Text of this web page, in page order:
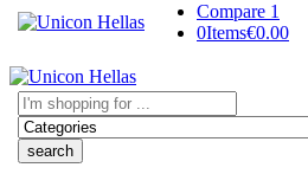
Compare 1
0Items€0.00
Search
here